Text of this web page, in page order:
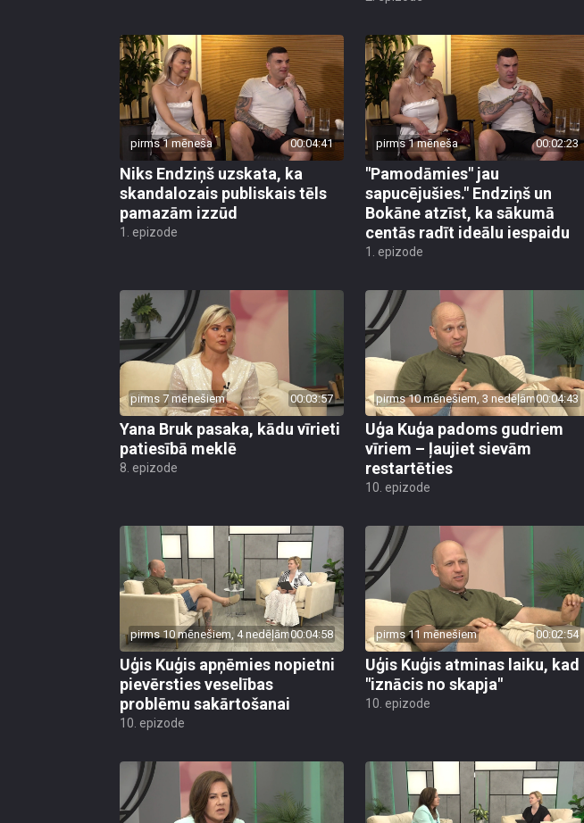
pirms 1 mēneša 00:04:41
Niks Endziņš uzskata, ka
skandalozais publiskais tēls
pamazām izzūd
1. epizode
pirms 1 mēneša 00:02:23
"Pamodāmies" jau
sapucējušies." Endziņš un
Bokāne atzīst, ka sākumā
centās radīt ideālu iespaidu
1. epizode
pirms 7 mēnešiem 00:03:57
Yana Bruk pasaka, kādu vīrieti
patiesībā meklē
8. epizode
pirms 10 mēnešiem, 3 nedēļām00:04:43
Uģa Kuģa padoms gudriem
vīriem – ļaujiet sievām
restartēties
10. epizode
pirms 10 mēnešiem, 4 nedēļām00:04:58
Uģis Kuģis apņēmies nopietni
pievērsties veselības
problēmu sakārtošanai
10. epizode
pirms 11 mēnešiem 00:02:54
Uģis Kuģis atminas laiku, kad
"iznācis no skapja"
10. epizode